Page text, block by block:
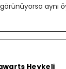
aynı
Heykeli